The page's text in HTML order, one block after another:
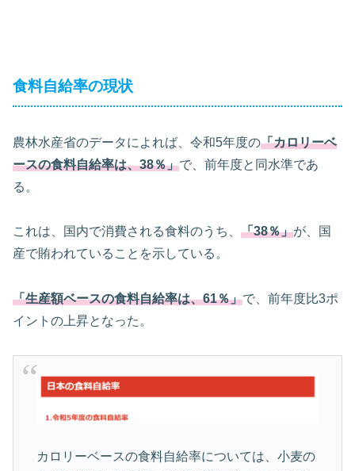
食料自給率の現状
農林水産省のデータによれば、令和5年度の「カロリーベ
ースの食料自給率は、38％」で、前年度と同水準であ
る。
これは、国内で消費される食料のうち、 「38％」が、国
産で賄われていることを示している。
「生産額ベースの食料自給率は、61％」で、前年度比3ポ
イントの上昇となった。
カロリーベースの食料自給率については、小麦の